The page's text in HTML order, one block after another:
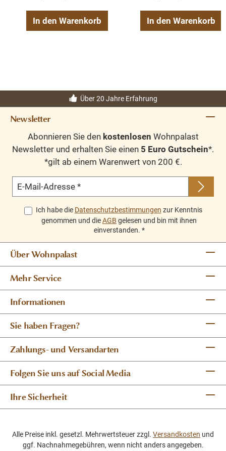
In den Warenkorb In den Warenkorb
Über 20 Jahre Erfahrung
Newsletter
Abonnieren Sie den kostenlosen Wohnpalast
Newsletter und erhalten Sie einen 5 Euro Gutschein*.
*gilt ab einem Warenwert von 200 €.
E-Mail-Adresse *
Ich habe die Datenschutzbestimmungen zur Kenntnis
genommen und dieAGB gelesen und bin mit ihnen
einverstanden. *
Über Wohnpalast
Mehr Service
Informationen
Sie haben Fragen?
Zahlungs- und Versandarten
Folgen Sie uns auf Social Media
Ihre Sicherheit
Alle Preise inkl. gesetzl. Mehrwertsteuer zzgl. Versandkosten und
ggf. Nachnahmegebühren, wenn nicht anders angegeben.